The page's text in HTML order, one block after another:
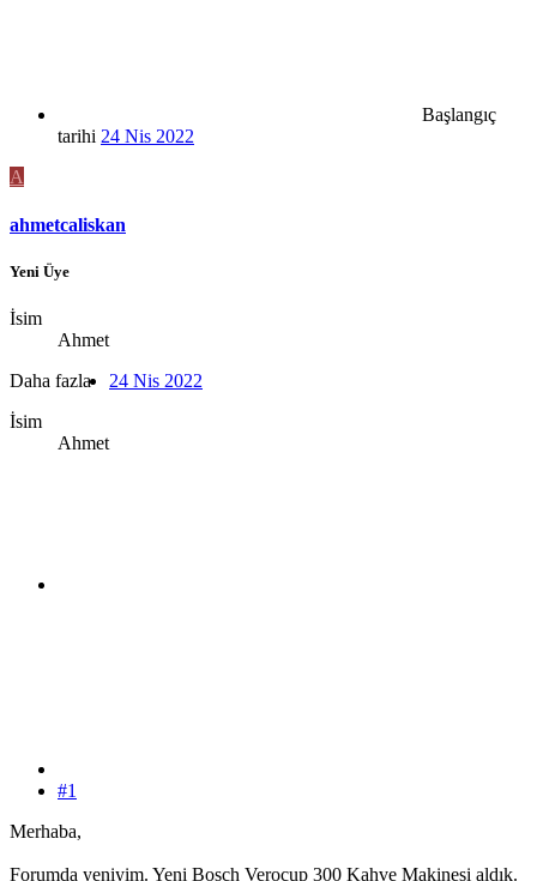
Başlangıç
tarihi 24 Nis 2022
A
ahmetcaliskan
Yeni Üye
İsim
Ahmet
Daha fazla
İsim
Ahmet
24 Nis 2022
#1
Merhaba,
Forumda yeniyim. Yeni Bosch Verocup 300 Kahve Makinesi aldık.